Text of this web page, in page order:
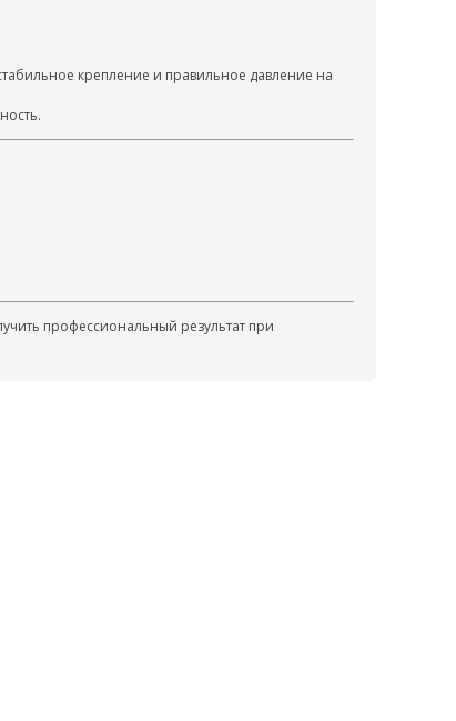
крепление и правильное давление на
профессиональный результат при